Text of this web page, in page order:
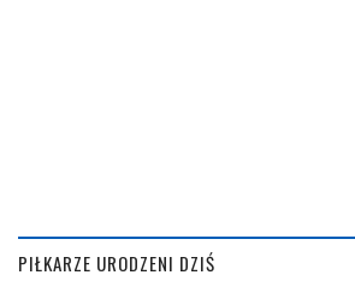
PIŁKARZE URODZENI DZIŚ